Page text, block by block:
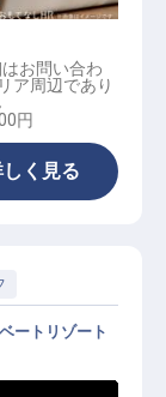
お問い合わ
ア周辺であり
円
く見る
ートリゾート